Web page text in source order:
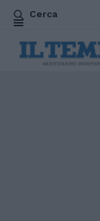
Cerca